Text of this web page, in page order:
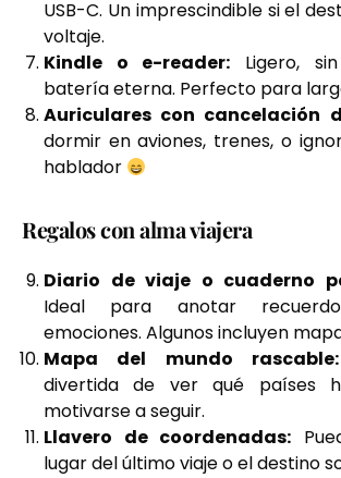
USB-C. Un imprescindible si el
voltaje.
Kindle o e-reader: Ligero,
batería eterna. Perfecto para
Auriculares con cancelación
dormir en aviones, trenes, o
hablador
Regalos con alma viajera
Diario de viaje o cuaderno
Ideal para anotar
emociones. Algunos incluyen
Mapa del mundo rascable:
divertida de ver qué países
motivarse a seguir.
Llavero de coordenadas:
lugar del último viaje o el destino